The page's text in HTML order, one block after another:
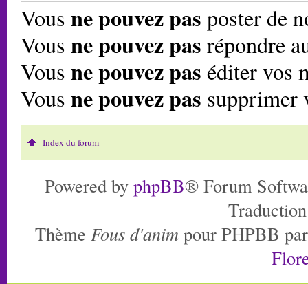
Vous ne pouvez pas poster de
Vous ne pouvez pas répondre
Vous ne pouvez pas éditer vos
Vous ne pouvez pas supprimer
Index du forum
Powered by phpBB® Forum
Thème Fous d'anim pour PHPBB